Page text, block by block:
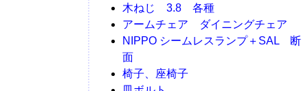
木ねじ 3.8 各種
アームチェア ダイニングチェア
NIPPO シームレスランプ＋SAL 断
面
椅子、座椅子